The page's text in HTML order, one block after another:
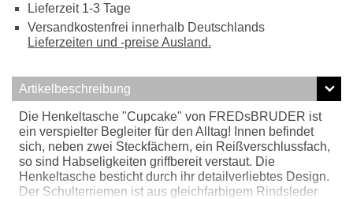
Lieferzeit 1-3 Tage
Versandkostenfrei innerhalb Deutschlands
Lieferzeiten und -preise Ausland.
Artikelbeschreibung
Die Henkeltasche "Cupcake" von FREDsBRUDER ist
ein verspielter Begleiter für den Alltag! Innen befindet
sich, neben zwei Steckfächern, ein Reißverschlussfach,
so sind Habseligkeiten griffbereit verstaut. Die
Henkeltasche besticht durch ihr detailverliebtes Design.
Der Schulterriemen ist aus gleichfarbigem Rindsleder